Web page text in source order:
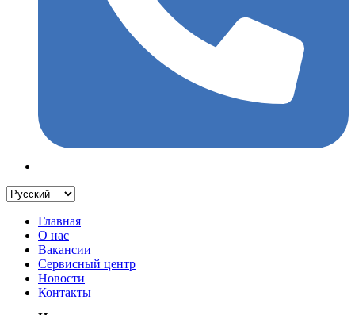
Главная
О нас
Вакансии
Сервисный центр
Новости
Контакты